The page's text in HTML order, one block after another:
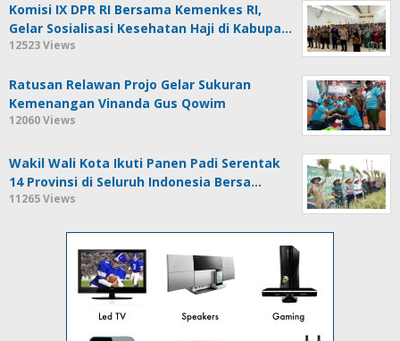
Komisi IX DPR RI Bersama Kemenkes RI,
Gelar Sosialisasi Kesehatan Haji di Kabupa…
12523 Views
Ratusan Relawan Projo Gelar Sukuran
Kemenangan Vinanda Gus Qowim
12060 Views
Wakil Wali Kota Ikuti Panen Padi Serentak
14 Provinsi di Seluruh Indonesia Bersa…
11265 Views